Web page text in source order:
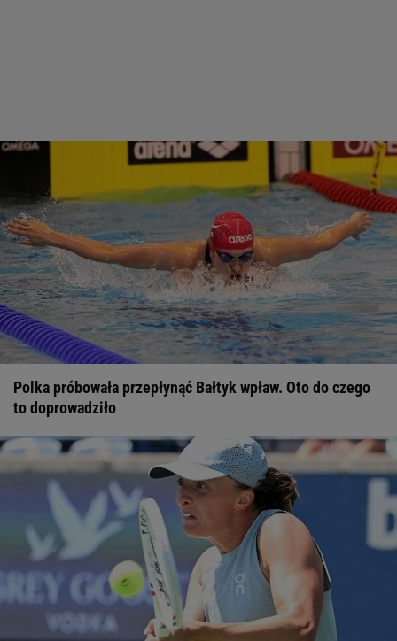
Polka próbowała przepłynąć Bałtyk wpław. Oto do czego
to doprowadziło